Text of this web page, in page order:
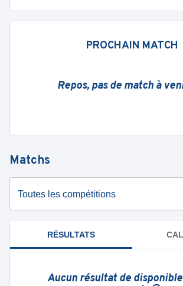
PROCHAIN MATCH
Repos, pas de match à
Matchs
Toutes les compétitions
RÉSULTATS
Aucun résultat de